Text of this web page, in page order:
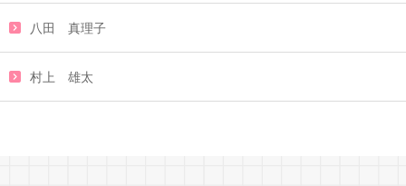
八田 真理子
村上 雄太